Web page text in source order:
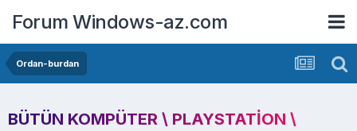
Forum Windows-az.com
Ordan-burdan
BÜTÜN KOMPÜTER \ PLAYSTATION \